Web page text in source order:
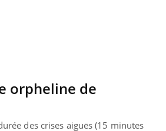
orpheline de
des crises aiguës (15 minutes